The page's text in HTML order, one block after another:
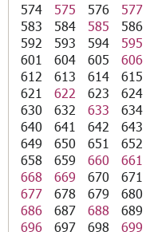
574
575 576 577
583
584 585 586
592
593 594 595
601
604 605 606
612
613 614 615
621
622 623 624
630
632 633 634
640
641 642 643
649
650 651 652
658
659 660 661
668
669 670 671
677
678 679 680
686
687 688 689
696
697 698 699